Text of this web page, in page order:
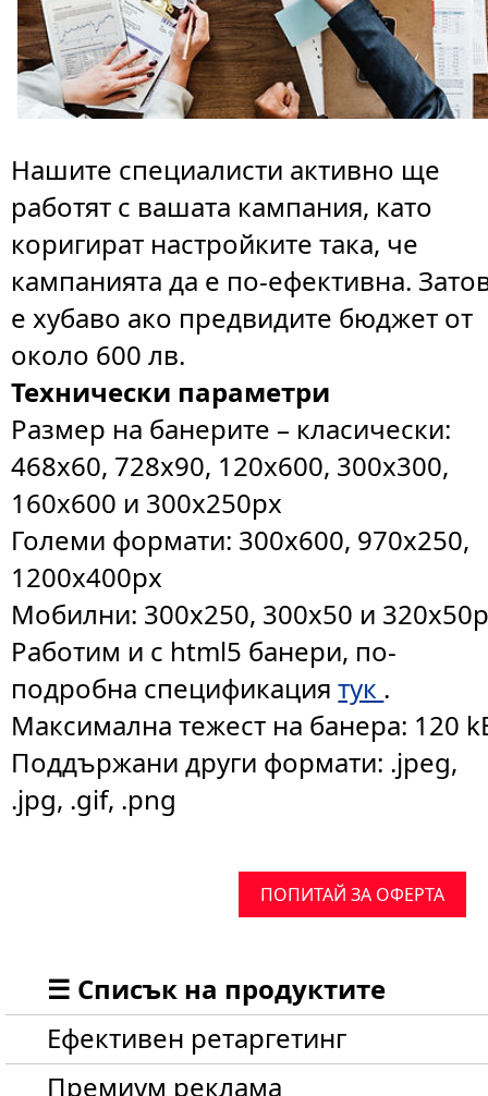
Нашите специалисти активно ще
работят с вашата кампания, като
коригират настройките така, че
кампанията да е по-ефективна.
е хубаво ако предвидите бюджет от
около 600 лв.
Технически параметри
Размер на банерите – класически:
468x60, 728x90, 120x600, 300x300,
160x600 и 300x250px
Големи формати: 300x600, 970x250,
1200x400px
Мобилни: 300x250, 300x50 и
Работим и с html5 банери, по-
подробна спецификациятук .
Максимална тежест на банера: 120
Поддържани други формати: .jpeg,
.jpg, .gif, .png
ПОПИТАЙ ЗА ОФЕРТА
☰ Списък на продуктите
Ефективен ретаргетинг
Премиум реклама